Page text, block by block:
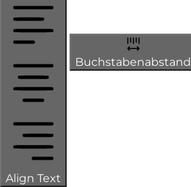
Align Text
Buchstabenabstand